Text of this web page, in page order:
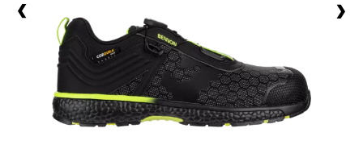
Calçado casual
Tactical